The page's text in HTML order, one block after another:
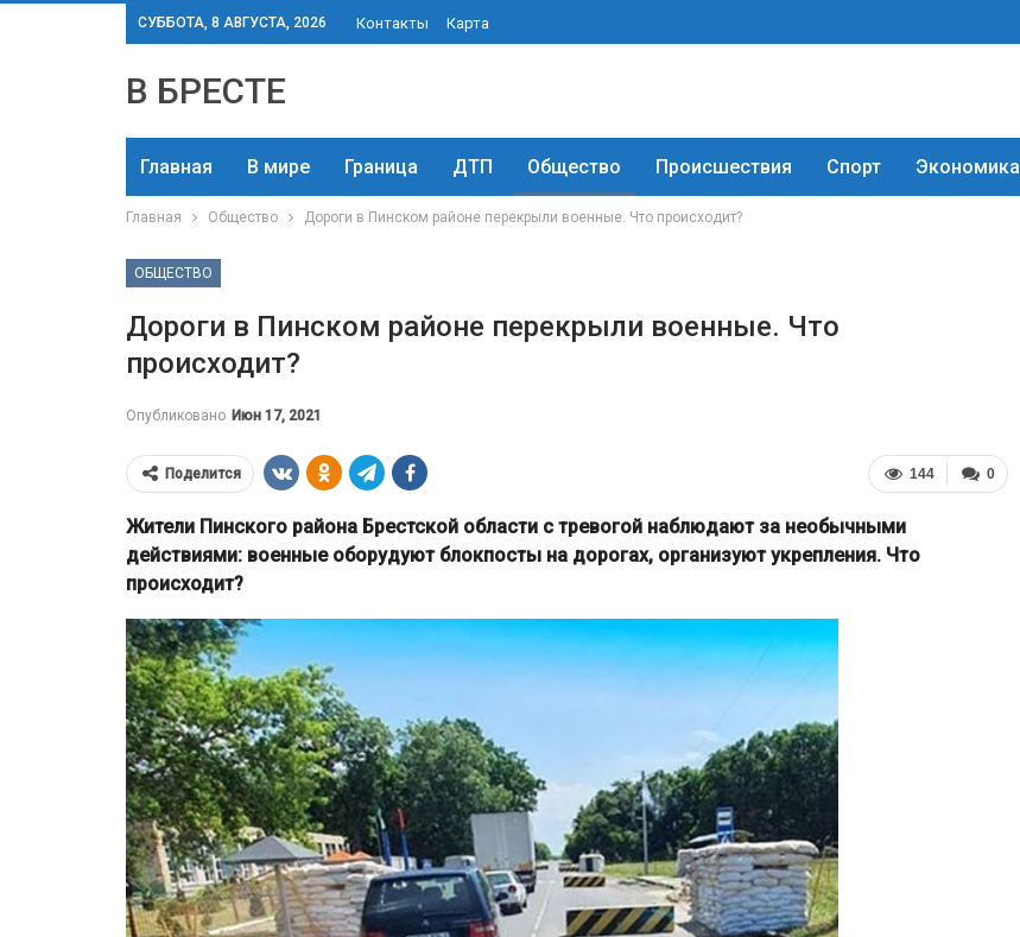
СУББОТА, 8 АВГУСТА, 2026 Контакты Карта
В БРЕСТЕ
Главная В мире Граница ДТП Общество Происшествия Спорт Экономика
Главная Общество Дороги в Пинском районе перекрыли военные. Что происходит?
ОБЩЕСТВО
Дороги в Пинском районе перекрыли военные. Что
происходит?
Опубликовано Июн 17, 2021
0
144
Поделится
Жители Пинского района Брестской области с тревогой наблюдают за необычными
действиями: военные оборудуют блокпосты на дорогах, организуют укрепления. Что
происходит?